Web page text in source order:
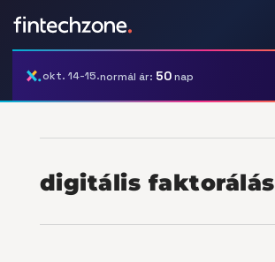
okt. 14-15.normál ár: 50nap
digitális faktorálás